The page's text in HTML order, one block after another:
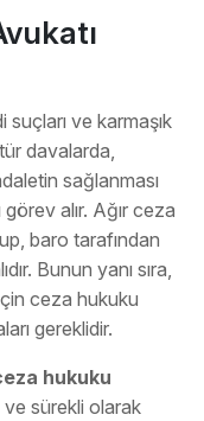
suçları ve karmaşık
davalarda,
sağlanması
alır. Ağır ceza
baro tarafından
Bunun yanı sıra,
ceza hukuku
gereklidir.
hukuku
ve sürekli olarak